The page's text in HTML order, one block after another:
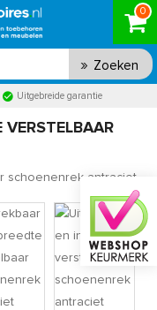
0
Zoeken
Uitgebreide garantie
VERSTELBAAR